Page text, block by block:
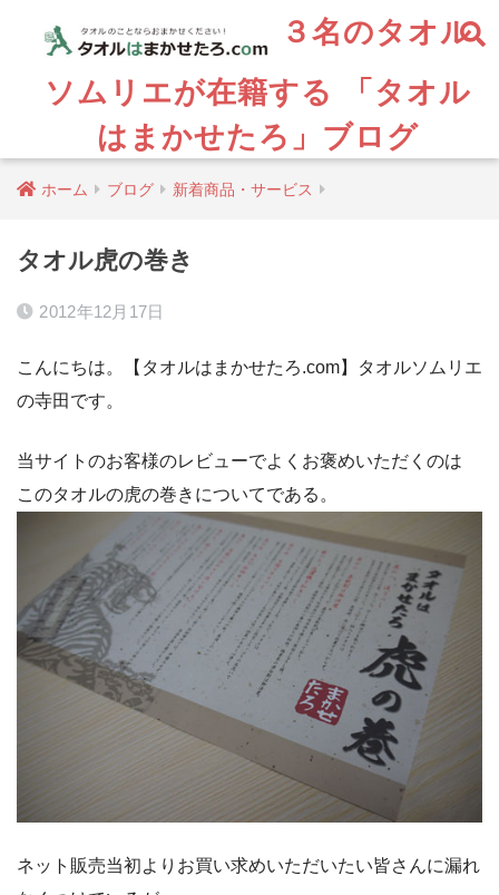
３名のタオル
ソムリエが在籍する 「タオル
はまかせたろ」ブログ
ホーム ブログ 新着商品・サービス
タオル虎の巻き
2012年12月17日
こんにちは。【タオルはまかせたろ.com】タオルソムリエ
の寺田です。
当サイトのお客様のレビューでよくお褒めいただくのは
このタオルの虎の巻きについてである。
ネット販売当初よりお買い求めいただいたい皆さんに漏れ